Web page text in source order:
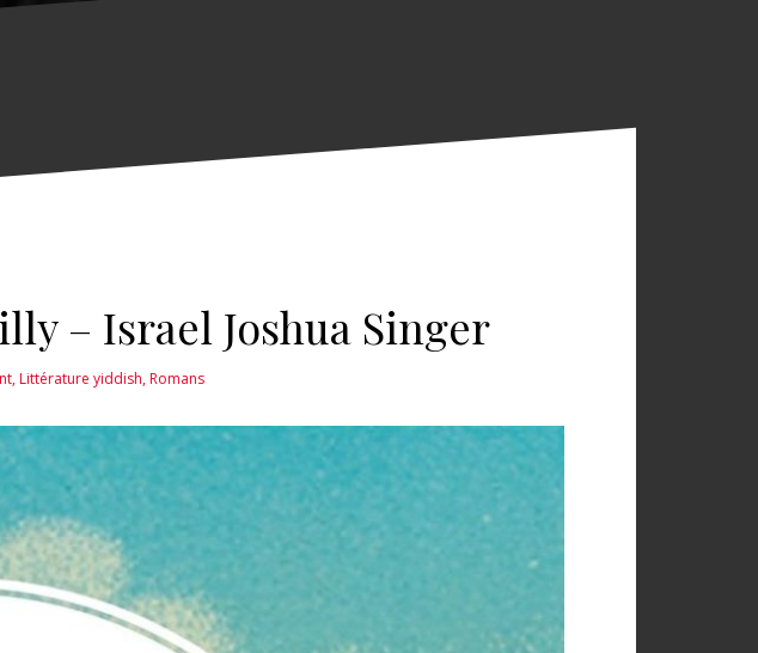
– Israel Joshua Singer
,Littérature yiddish,Romans